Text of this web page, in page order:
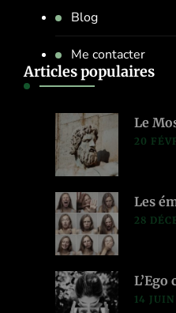
Blog
Me contacter
Articles populaires
Le
20
Les
28
14